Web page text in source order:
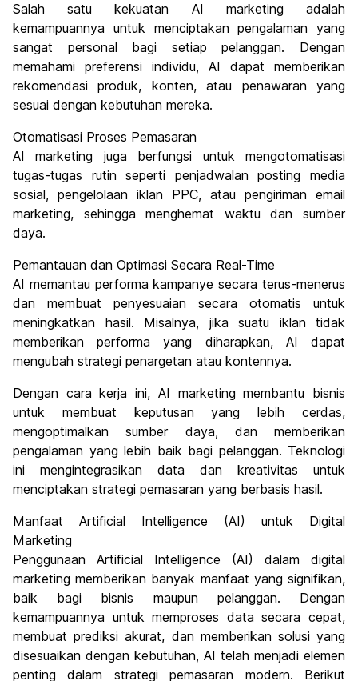
Salah satu kekuatan AI marketing adalah
kemampuannya untuk menciptakan pengalaman yang
sangat personal bagi setiap pelanggan. Dengan
memahami preferensi individu, AI dapat memberikan
rekomendasi produk, konten, atau penawaran yang
sesuai dengan kebutuhan mereka.
Otomatisasi Proses Pemasaran
AI marketing juga berfungsi untuk mengotomatisasi
tugas-tugas rutin seperti penjadwalan posting media
sosial, pengelolaan iklan PPC, atau pengiriman email
marketing, sehingga menghemat waktu dan sumber
daya.
Pemantauan dan Optimasi Secara Real-Time
AI memantau performa kampanye secara terus-menerus
dan membuat penyesuaian secara otomatis untuk
meningkatkan hasil. Misalnya, jika suatu iklan tidak
memberikan performa yang diharapkan, AI dapat
mengubah strategi penargetan atau kontennya.
Dengan cara kerja ini, AI marketing membantu bisnis
untuk membuat keputusan yang lebih cerdas,
mengoptimalkan sumber daya, dan memberikan
pengalaman yang lebih baik bagi pelanggan. Teknologi
ini mengintegrasikan data dan kreativitas untuk
menciptakan strategi pemasaran yang berbasis hasil.
Manfaat Artificial Intelligence (AI) untuk Digital
Marketing
Penggunaan Artificial Intelligence (AI) dalam digital
marketing memberikan banyak manfaat yang signifikan,
baik bagi bisnis maupun pelanggan. Dengan
kemampuannya untuk memproses data secara cepat,
membuat prediksi akurat, dan memberikan solusi yang
disesuaikan dengan kebutuhan, AI telah menjadi elemen
penting dalam strategi pemasaran modern. Berikut